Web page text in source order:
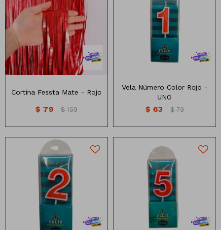
Cortina Mate
Medidas :2x1 metros
Cortina Fessta Mate - Rojo
$ 79 $ 159
Vela numero color rojo
Vela Número Color Rojo -
UNO
$ 63 $ 79
Vela numero color rojo Vela numero color rojo